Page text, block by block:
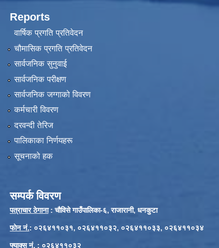
Reports
वार्षिक प्रगति प्रतिवेदन
चौमासिक प्रगति प्रतिवेदन
सार्वजनिक सुनुवाई
सार्वजनिक परीक्षण
सार्वजनिक जग्गाको विवरण
कर्मचारी विवरण
दरवन्दी तेरिज
पालिकाका निर्णयहरू
सूचनाको हक
सम्पर्क विवरण
पत्राचार ठेगाना: चौविसे गाउँपालिका-६, राजारानी, धनकुटा
फाेन नं.: ०२६४११०३१, ०२६४११०३२, ०२६४११०३३, ०२६४११०३४
फ्याक्स नं. : ०२६४११०३२